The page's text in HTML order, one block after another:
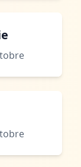
Avril à Octobre
Avril à Octobre